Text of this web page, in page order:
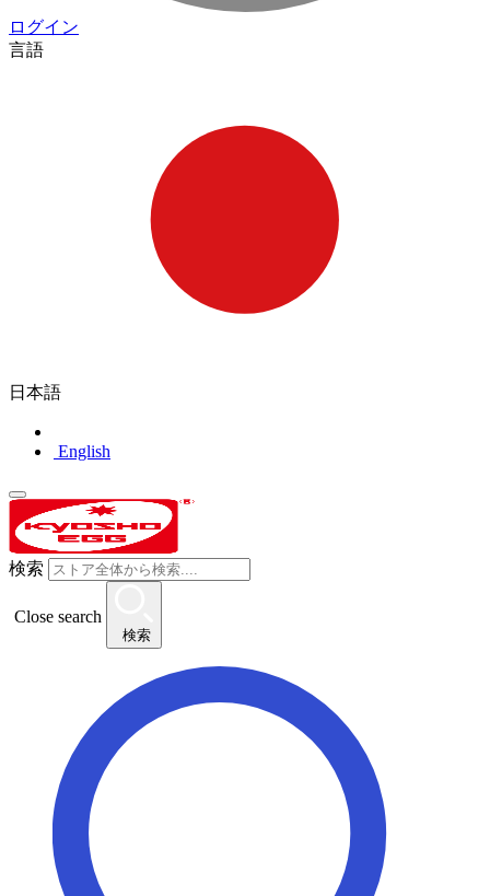
ログイン
言語
日本語
English
検索
Close search
検索